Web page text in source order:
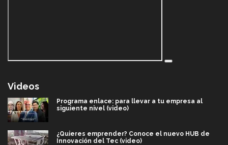
Videos
Programa enlace: para llevar a tu empresa al
siguiente nivel (video)
¿Quieres emprender? Conoce el nuevo HUB de
Innovación del Tec (video)